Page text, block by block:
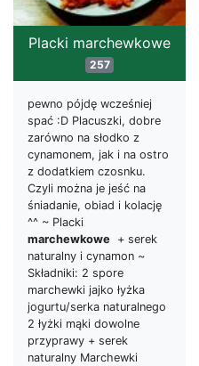
Placki marchewkowe
257
pewno pójdę wcześniej
spać :D Placuszki, dobre
zarówno na słodko z
cynamonem, jak i na ostro
z dodatkiem czosnku.
Czyli można je jeść na
śniadanie, obiad i kolację
^^ ~ Placki
marchewkowe + serek
naturalny i cynamon ~
Składniki: 2 spore
marchewki jajko łyżka
jogurtu/serka naturalnego
2 łyżki mąki dowolne
przyprawy + serek
naturalny Marchewki